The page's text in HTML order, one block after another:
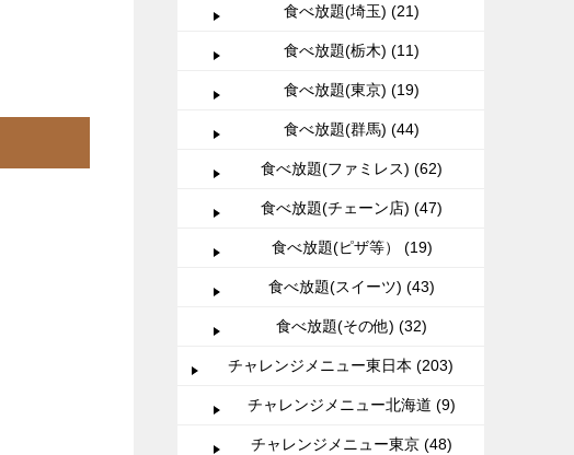
食べ放題(埼玉) (21)
食べ放題(栃木) (11)
食べ放題(東京) (19)
食べ放題(群馬) (44)
食べ放題(ファミレス) (62)
食べ放題(チェーン店) (47)
食べ放題(ピザ等） (19)
食べ放題(スイーツ) (43)
食べ放題(その他) (32)
チャレンジメニュー東日本 (203)
チャレンジメニュー北海道 (9)
チャレンジメニュー東京 (48)